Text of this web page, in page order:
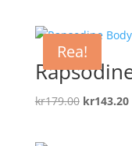
var:
kr59.00.
är:
Rea!
kr179.00 Det
kr143.20